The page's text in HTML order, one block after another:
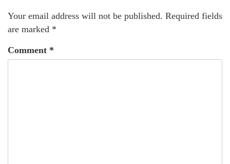
Your email address will not be published. Required fields
are marked *
Comment *